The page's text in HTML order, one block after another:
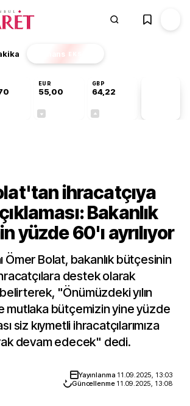
Finans EKSTRA
EUR
55,00
GBP
64,22
ihracatçıya
Bakanlık
yüzde 60'ı ayrılıyor
Ömer Bolat, bakanlık bütçesinin
destek olarak
belirterek, "Önümüzdeki yılın
mutlaka bütçemizin yine yüzde
siz kıymetli ihracatçılarımıza
devam edecek" dedi.
Yayınlanma 11.09.2025, 13:03
Güncellenme 11.09.2025, 13:08